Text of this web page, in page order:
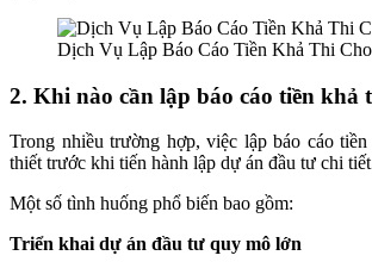
Dịch Vụ Lập Báo Cáo Tiền Khả Thi
2. Khi nào cần lập báo cáo tiền khả
Trong nhiều trường hợp, việc lập báo cáo
thiết trước khi tiến hành lập dự án đầu tư chi
Một số tình huống phổ biến bao gồm:
Triển khai dự án đầu tư quy mô lớn